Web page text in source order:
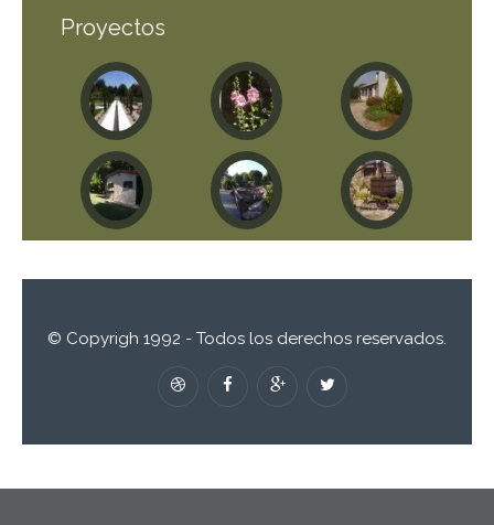
Proyectos
© Copyrigh 1992 - Todos los derechos reservados.